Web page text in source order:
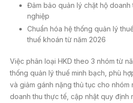
Đảm bảo quản lý chặt hộ doanh
nghiệp
Chuẩn hóa hệ thống quản lý
thuế khoán từ năm 2026
Việc phân loại HKD theo 3 nhóm từ
thống quản lý thuế minh bạch, phù
và giảm gánh nặng thủ tục cho nhóm
doanh thu thực tế, cập nhật quy định